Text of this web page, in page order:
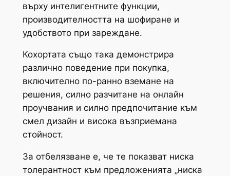
върху интелигентните функции,
производителността на шофиране и
удобството при зареждане.
Кохортата също така демонстрира
различно поведение при покупка,
включително по-ранно вземане на
решения, силно разчитане на онлайн
проучвания и силно предпочитание към
смел дизайн и висока възприемана
стойност.
За отбелязване е, че те показват ниска
толерантност към предложенията „ниска